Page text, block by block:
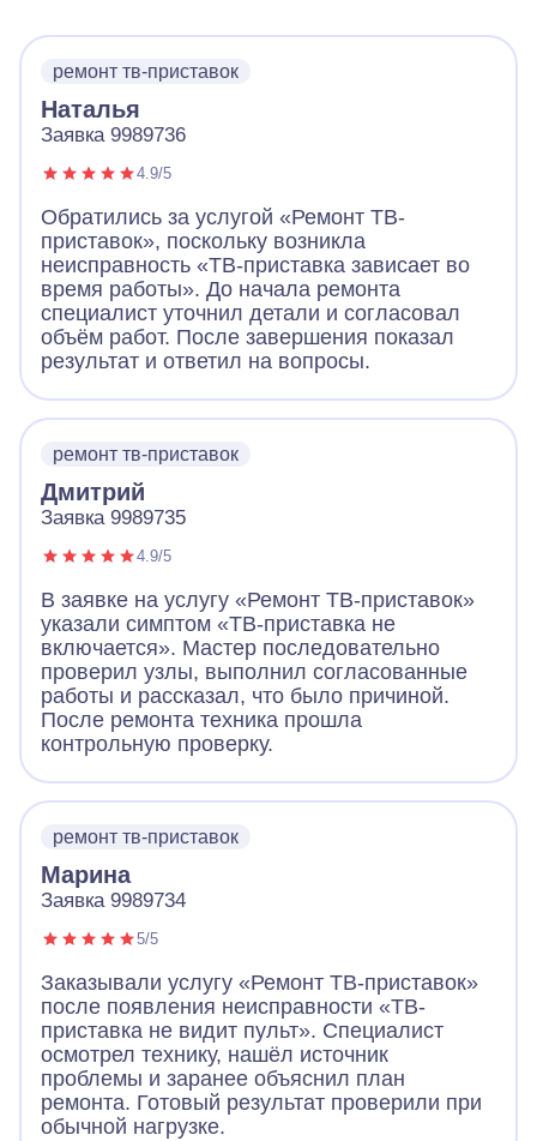
ремонт тв-приставок
Наталья
Заявка 9989736
4.9/5
Обратились за услугой «Ремонт ТВ-
приставок», поскольку возникла
неисправность «ТВ-приставка зависает во
время работы». До начала ремонта
специалист уточнил детали и согласовал
объём работ. После завершения показал
результат и ответил на вопросы.
ремонт тв-приставок
Дмитрий
Заявка 9989735
4.9/5
В заявке на услугу «Ремонт ТВ-приставок»
указали симптом «ТВ-приставка не
включается». Мастер последовательно
проверил узлы, выполнил согласованные
работы и рассказал, что было причиной.
После ремонта техника прошла
контрольную проверку.
ремонт тв-приставок
Марина
Заявка 9989734
5/5
Заказывали услугу «Ремонт ТВ-приставок»
после появления неисправности «ТВ-
приставка не видит пульт». Специалист
осмотрел технику, нашёл источник
проблемы и заранее объяснил план
ремонта. Готовый результат проверили при
обычной нагрузке.